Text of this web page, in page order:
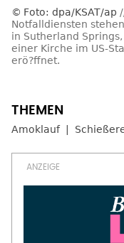
Foto: dpa/KSAT/ap
Notfalldiensten
in Sutherland
einer Kirche im US-
erö?ffnet.
Amoklauf